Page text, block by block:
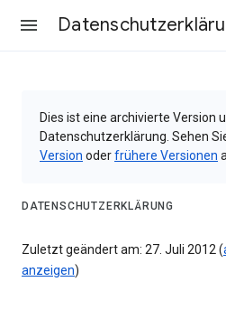
Dies ist eine archivierte Version
Datenschutzerklärung. Sehen
Version oderfrühere Versionen
DATENSCHUTZERKLÄRUNG
Zuletzt geändert am: 27. Juli 2012 (
anzeigen)